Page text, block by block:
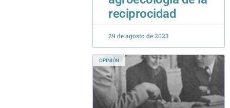
29 de agosto de 2023
OPINIÓN